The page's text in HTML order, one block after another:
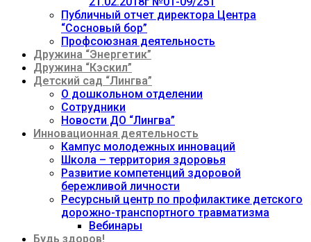
Публичный отчет директора Центра
“Сосновый бор”
Профсоюзная деятельность
Дружина “Энергетик”
Дружина “Кэскил”
Детский сад “Лингва”
О дошкольном отделении
Сотрудники
Новости ДО “Лингва”
Инновационная деятельность
Кампус молодежных инноваций
Школа – территория здоровья
Развитие компетенций здоровой
бережливой личности
Ресурсный центр по профилактике детского
дорожно-транспортного травматизма
Вебинары
Будь здоров!